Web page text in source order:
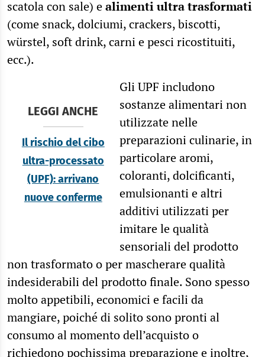
scatola con sale) ealimenti ultra trasformati
(come snack, dolciumi, crackers, biscotti,
würstel, soft drink, carni e pesci ricostituiti,
ecc.).
LEGGI ANCHE
Il rischio del cibo
ultra-processato
(UPF): arrivano
nuove conferme
Gli UPF includono
sostanze alimentari non
utilizzate nelle
preparazioni culinarie, in
particolare aromi,
coloranti, dolcificanti,
emulsionanti e altri
additivi utilizzati per
imitare le qualità
sensoriali del prodotto
non trasformato o per mascherare qualità
indesiderabili del prodotto finale. Sono spesso
molto appetibili, economici e facili da
mangiare, poiché di solito sono pronti al
consumo al momento dell’acquisto o
richiedono pochissima preparazione e inoltre,